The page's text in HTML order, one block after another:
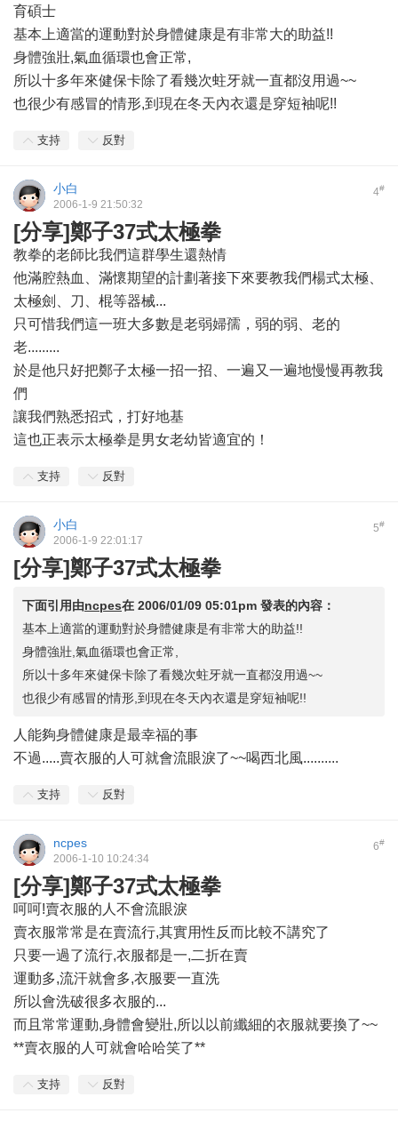
育碩士
基本上適當的運動對於身體健康是有非常大的助益!!
身體強壯,氣血循環也會正常,
所以十多年來健保卡除了看幾次蛀牙就一直都沒用過~~
也很少有感冒的情形,到現在冬天內衣還是穿短袖呢!!
支持 反對
4#
小白
2006-1-9 21:50:32
[分享]鄭子37式太極拳
教拳的老師比我們這群學生還熱情
他滿腔熱血、滿懷期望的計劃著接下來要教我們楊式太極、
太極劍、刀、棍等器械...
只可惜我們這一班大多數是老弱婦孺，弱的弱、老的
老.........
於是他只好把鄭子太極一招一招、一遍又一遍地慢慢再教我
們
讓我們熟悉招式，打好地基
這也正表示太極拳是男女老幼皆適宜的！
支持 反對
5#
小白
2006-1-9 22:01:17
[分享]鄭子37式太極拳
下面引用由ncpes在 2006/01/09 05:01pm 發表的內容：
基本上適當的運動對於身體健康是有非常大的助益!!
身體強壯,氣血循環也會正常,
所以十多年來健保卡除了看幾次蛀牙就一直都沒用過~~
也很少有感冒的情形,到現在冬天內衣還是穿短袖呢!!
人能夠身體健康是最幸福的事
不過.....賣衣服的人可就會流眼淚了~~喝西北風..........
支持 反對
6#
ncpes
2006-1-10 10:24:34
[分享]鄭子37式太極拳
呵呵!賣衣服的人不會流眼淚
賣衣服常常是在賣流行,其實用性反而比較不講究了
只要一過了流行,衣服都是一,二折在賣
運動多,流汗就會多,衣服要一直洗
所以會洗破很多衣服的...
而且常常運動,身體會變壯,所以以前纖細的衣服就要換了~~
**賣衣服的人可就會哈哈笑了**
支持 反對